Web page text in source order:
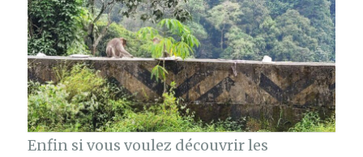
Enfin si vous voulez découvrir les